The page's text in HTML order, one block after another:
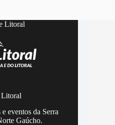
Litoral
Litoral
eventos da Serra
Gaúcho.